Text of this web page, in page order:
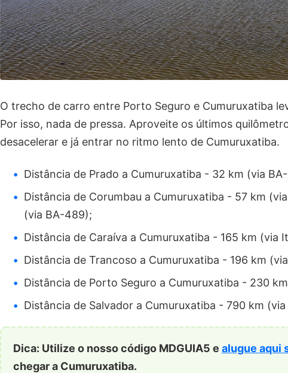
O trecho de carro entre Porto Seguro e Cumuruxatiba
Por isso, nada de pressa. Aproveite os últimos
desacelerar e já entrar no ritmo lento de Cumuruxatiba.
Distância de Prado a Cumuruxatiba - 32 km (via
Distância de Corumbau a Cumuruxatiba - 57 km
(via BA-489);
Distância de Caraíva a Cumuruxatiba - 165 km (via
Distância de Trancoso a Cumuruxatiba - 196 km
Distância de Porto Seguro a Cumuruxatiba - 230
Distância de Salvador a Cumuruxatiba - 790 km (via
Dica: Utilize o nosso código MDGUIA5 e alugue aqui
chegar a Cumuruxatiba.